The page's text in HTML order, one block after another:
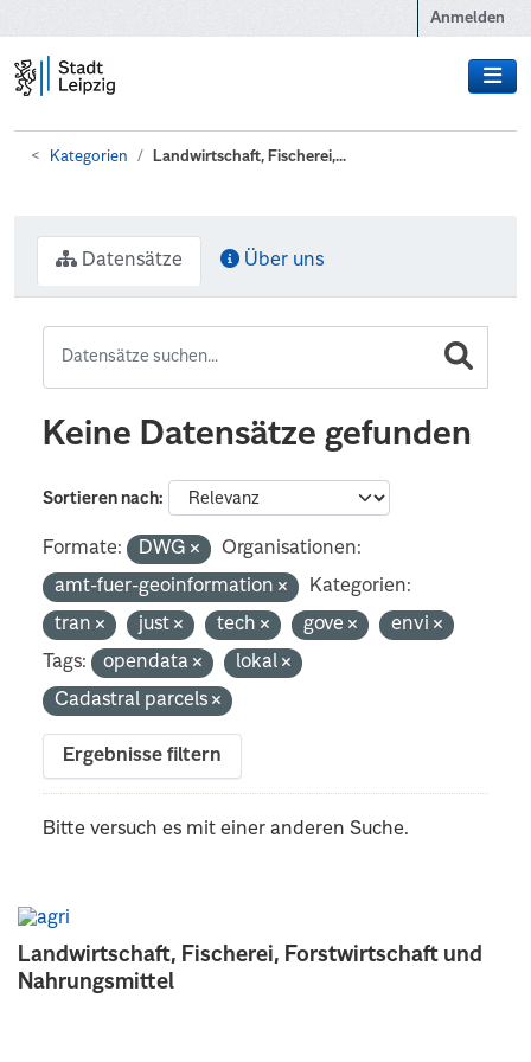
Anmelden
Kategorien Landwirtschaft, Fischerei,...
Landwirtschaft, Fischerei, Forstwirtschaft und
Nahrungsmittel
Datensätze Über uns
Keine Datensätze gefunden
Sortieren nach
Formate: DWG
Organisationen:
amt-fuer-geoinformation
Kategorien:
tran
just tech gove
envi
Tags:
opendata
lokal
Cadastral parcels
Ergebnisse filtern
Bitte versuch es mit einer anderen Suche.